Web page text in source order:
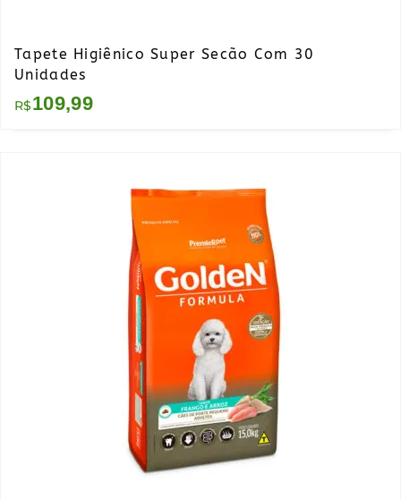
Tapete Higiênico Super Secão Com 30
Unidades
R$109,99